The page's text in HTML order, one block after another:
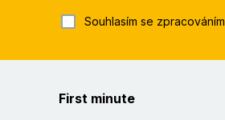
Souhlasím se zpracováním
First minute